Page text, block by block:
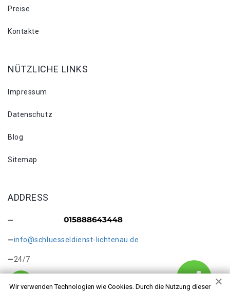
Wir verwenden Technologien wie Cookies. Durch die Nutzung dieser
Preise
Kontakte
NÜTZLICHE LINKS
Impressum
Datenschutz
Blog
Sitemap
ADDRESS
info@schluesseldienst-lichtenau.de
24/7